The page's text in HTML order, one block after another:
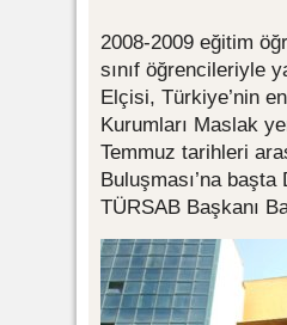
2008-2009 eğitim
sınıf öğrencileriyle
Elçisi, Türkiye’nin
Kurumları Maslak
Temmuz tarihleri
Buluşması’na
TÜRSAB Başkanı